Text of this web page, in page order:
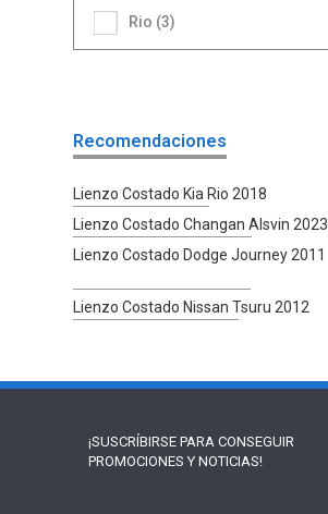
Rio (3)
Recomendaciones
Lienzo Costado Kia Rio 2018
Lienzo Costado Changan Alsvin 2023
Lienzo Costado Dodge Journey 2011
Lienzo Costado Nissan Tsuru 2012
¡SUSCRÍBIRSE PARA CONSEGUIR
PROMOCIONES Y NOTICIAS!